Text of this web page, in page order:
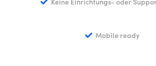
Keine Einrichtungs- oder
Mobile ready